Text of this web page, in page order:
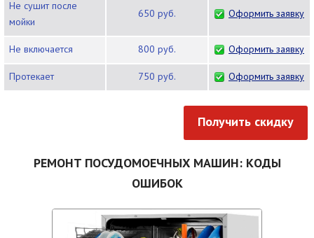
Не сушит после
мойки
650 руб. Оформить заявку
Не включается 800 руб. Оформить заявку
Протекает 750 руб. Оформить заявку
Получить скидку
РЕМОНТ ПОСУДОМОЕЧНЫХ МАШИН: КОДЫ
ОШИБОК